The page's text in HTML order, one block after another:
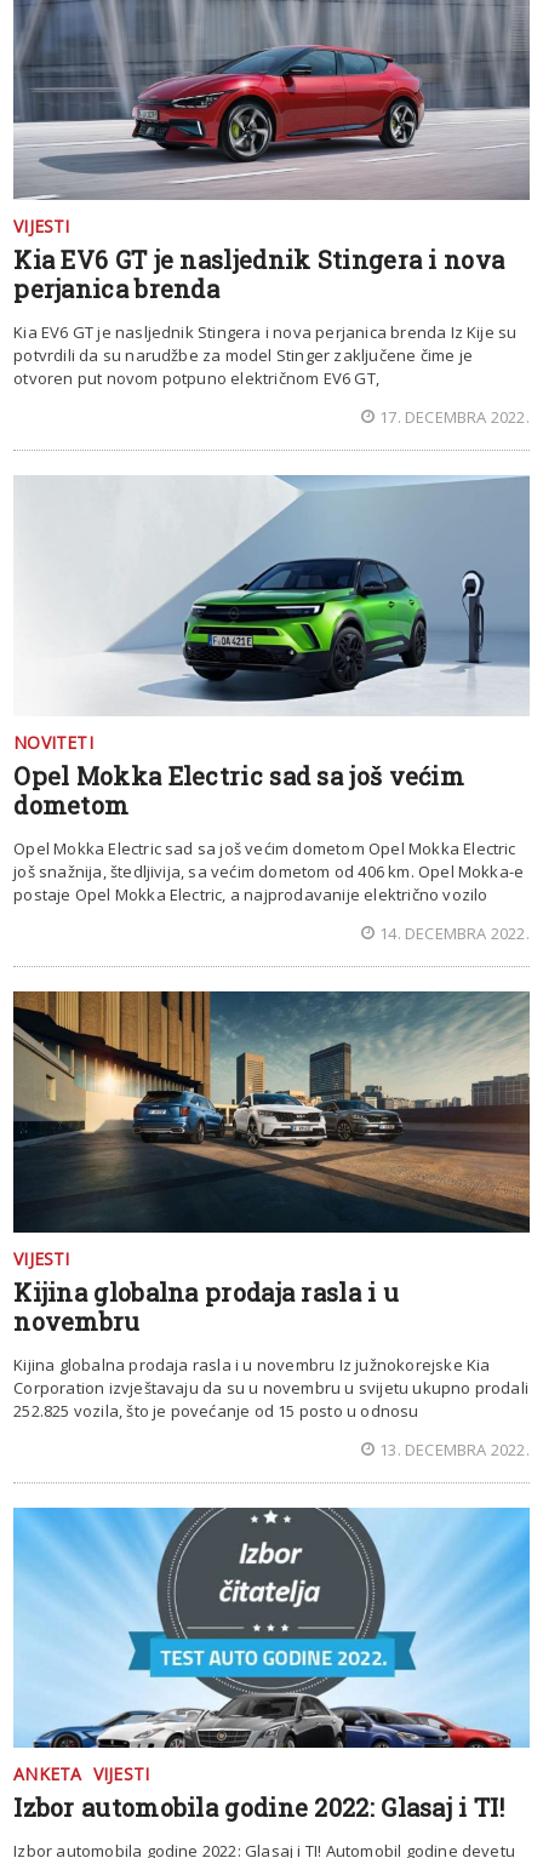
VIJESTI
Kia EV6 GT je nasljednik Stingera i nova
perjanica brenda
Kia EV6 GT je nasljednik Stingera i nova perjanica brenda Iz Kije su
potvrdili da su narudžbe za model Stinger zaključene čime je
otvoren put novom potpuno električnom EV6 GT,
17. DECEMBRA 2022.
NOVITETI
Opel Mokka Electric sad sa još većim
dometom
Opel Mokka Electric sad sa još većim dometom Opel Mokka Electric
još snažnija, štedljivija, sa većim dometom od 406 km. Opel Mokka-e
postaje Opel Mokka Electric, a najprodavanije električno vozilo
14. DECEMBRA 2022.
VIJESTI
Kijina globalna prodaja rasla i u
novembru
Kijina globalna prodaja rasla i u novembru Iz južnokorejske Kia
Corporation izvještavaju da su u novembru u svijetu ukupno prodali
252.825 vozila, što je povećanje od 15 posto u odnosu
13. DECEMBRA 2022.
ANKETA VIJESTI
Izbor automobila godine 2022: Glasaj i TI!
Izbor automobila godine 2022: Glasaj i TI! Automobil godine devetu